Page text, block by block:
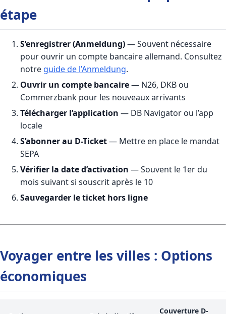
étape
S’enregistrer (Anmeldung)— Souvent nécessaire
pour ouvrir un compte bancaire allemand. Consultez
notre guide de l’Anmeldung.
Ouvrir un compte bancaire— N26, DKB ou
Commerzbank pour les nouveaux arrivants
Télécharger l’application — DB Navigator ou l’app
locale
S’abonner au D-Ticket— Mettre en place le mandat
SEPA
Vérifier la date d’activation — Souvent le 1er du
mois suivant si souscrit après le 10
Sauvegarder le ticket hors ligne
Voyager entre les villes : Options
économiques
Couverture D-